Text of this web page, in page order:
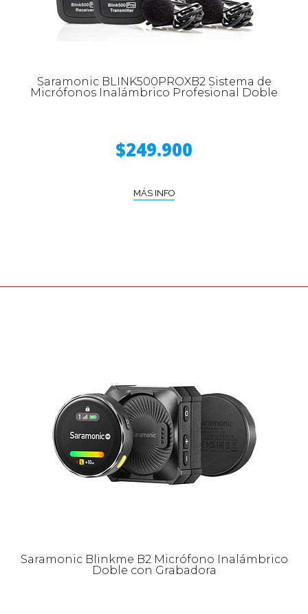
Saramonic BLINK500PROXB2 Sistema de
Micrófonos Inalámbrico Profesional Doble
$249.900
MÁS INFO
Saramonic Blinkme B2 Micrófono Inalámbrico
Doble con Grabadora